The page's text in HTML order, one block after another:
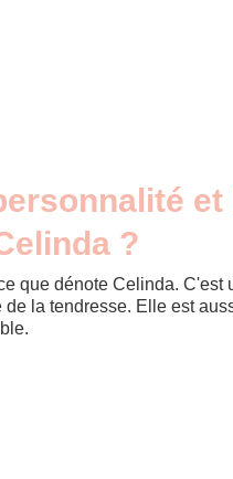
et
?
que dénote Celinda. C'est
la tendresse. Elle est